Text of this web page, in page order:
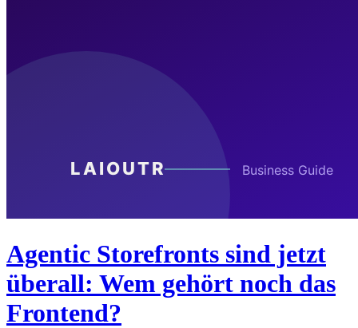
Agentic Storefronts sind jetzt
überall: Wem gehört noch das
Frontend?